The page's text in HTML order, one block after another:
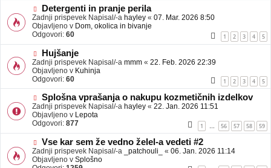
b
a
v
e
N
o
v
e
o
b
a
v
e
Detergenti in pranje perila
Zadnji prispevek Napisal/-a hayley « 07. Mar. 2026 8:50
Objavljeno v Dom, okolica in bivanje
Odgovori: 60 1 2 3 4 5
N
o
v
e
o
b
a
v
e
Hujšanje
Zadnji prispevek Napisal/-a mmm « 22. Feb. 2026 22:39
Objavljeno v Kuhinja
Odgovori: 60 1 2 3 4 5
N
o
v
e
b
a
v
Splošna vprašanja o nakupu kozmetičnih izdelkov
Zadnji prispevek Napisal/-a hayley « 22. Jan. 2026 11:51
Objavljeno v Lepota
Odgovori: 877 1 … 56 57 58 59
N
o
v
e
Vse kar sem že vedno želel-a vedeti #2
Zadnji prispevek Napisal/-a _patchouli_ « 06. Jan. 2026 11:14
Objavljeno v Splošno